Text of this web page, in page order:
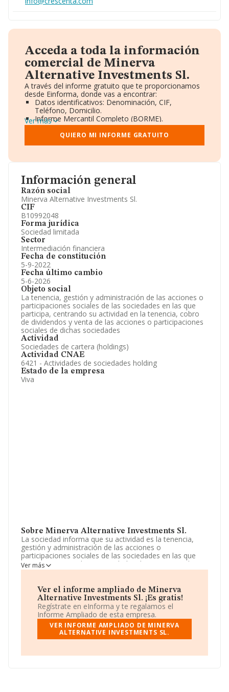
Información general
Razón social
Minerva Alternative Investments Sl.
CIF
B10992048
Forma jurídica
Sociedad limitada
Sector
Intermediación financiera
Fecha de constitución
5-9-2022
Fecha último cambio
5-6-2026
Objeto social
La tenencia, gestión y administración de las acciones o
participaciones sociales de las sociedades en las que
participa, centrando su actividad en la tenencia, cobro
de dividendos y venta de las acciones o participaciones
sociales de dichas sociedades
Actividad
Sociedades de cartera (holdings)
Actividad CNAE
6421 - Actividades de sociedades holding
Estado de la empresa
Viva
Sobre Minerva Alternative Investments Sl.
La sociedad informa que su actividad es la tenencia,
gestión y administración de las acciones o
participaciones sociales de las sociedades en las que
participa, centrando su actividad en la tenencia, cobro
de dividendos y venta de las acciones o participaciones
Sociedad Limitada. La actividad de referencia CNAE
corresponde a '%cnae%', cuyo Código es 6421. No
realiza actividad de importación y/o exportación.
Su correo esinfo@crescenta.com. Puedes visitar su sitio
www.crescenta.com.
Investments S.L, con NIF B10992048, está situada en
Ver más
Ver el informe ampliado de Minerva
Alternative Investments Sl. ¡Es gratis!
Regístrate en eInforma y te regalamos el
Informe Ampliado de esta empresa.
VER INFORME AMPLIADO DE MINERVA
ALTERNATIVE INVESTMENTS SL.
Acceda a toda la información
comercial de Minerva
Alternative Investments Sl.
A través del informe gratuito que te proporcionamos
desde Einforma, donde vas a encontrar:
Datos identificativos: Denominación, CIF,
Teléfono, Domicilio.
Informe Mercantil Completo (BORME).
Gráficos de Evolución Ventas y Empleados.
Consejo de Administración y Administradores.
Directivos y Ejecutivos.
Información oficial y registral complementaria.
Ver más
QUIERO MI INFORME GRATUITO